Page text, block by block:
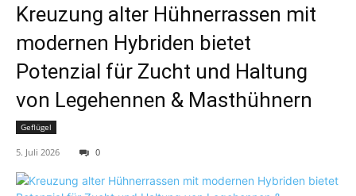
Kreuzung alter Hühnerrassen mit
modernen Hybriden bietet
Potenzial für Zucht und Haltung
von Legehennen & Masthühnern
Geflügel
5. Juli 2026 0